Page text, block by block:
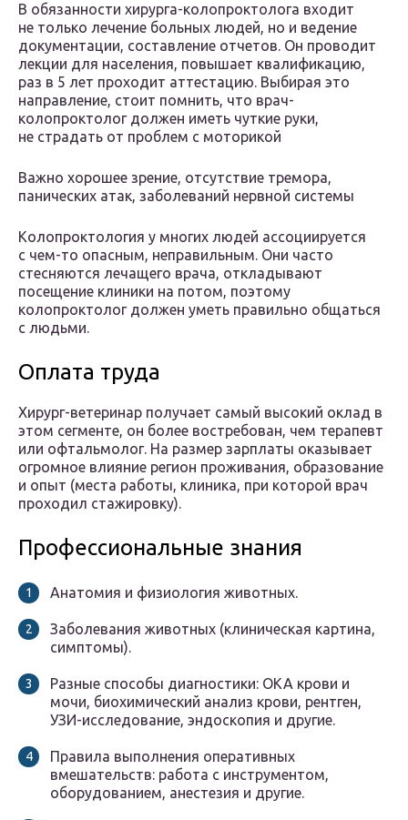
В обязанности хирурга-колопроктолога входит
не только лечение больных людей, но и ведение
документации, составление отчетов. Он проводит
лекции для населения, повышает квалификацию,
раз в 5 лет проходит аттестацию. Выбирая это
направление, стоит помнить, что врач-
колопроктолог должен иметь чуткие руки,
не страдать от проблем с моторикой
Важно хорошее зрение, отсутствие тремора,
панических атак, заболеваний нервной системы
Колопроктология у многих людей ассоциируется
с чем-то опасным, неправильным. Они часто
стесняются лечащего врача, откладывают
посещение клиники на потом, поэтому
колопроктолог должен уметь правильно общаться
с людьми.
Оплата труда
Хирург-ветеринар получает самый высокий оклад в
этом сегменте, он более востребован, чем терапевт
или офтальмолог. На размер зарплаты оказывает
огромное влияние регион проживания, образование
и опыт (места работы, клиника, при которой врач
проходил стажировку).
Профессиональные знания
Анатомия и физиология животных.
Заболевания животных (клиническая картина,
симптомы).
Разные способы диагностики: ОКА крови и
мочи, биохимический анализ крови, рентген,
УЗИ-исследование, эндоскопия и другие.
Правила выполнения оперативных
вмешательств: работа с инструментом,
оборудованием, анестезия и другие.